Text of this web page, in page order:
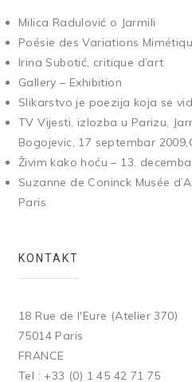
Milica Radulović o Jarmili
Poésie des Variations
Irina Subotić, critique d’art
Gallery – Exhibition
Slikarstvo je poezija koja se
TV Vijesti, izlozba u Parizu,
Bogojevic, 17 septembar
Živim kako hoću – 13.
Suzanne de Coninck Musée
Paris
KONTAKT
18 Rue de l'Eure (Atelier 370)
75014 Paris
FRANCE
Tel : +33 (0) 1 45 42 71 75